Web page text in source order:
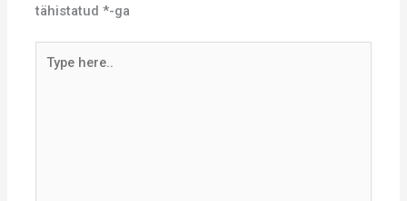
tähistatud*-ga
here..